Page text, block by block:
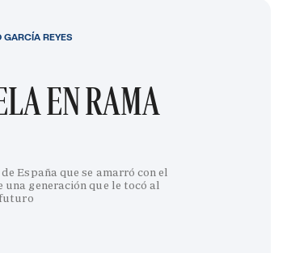
EN RAMA
España que se amarró con el
una generación que le tocó al
futuro
GARCÍA REYES